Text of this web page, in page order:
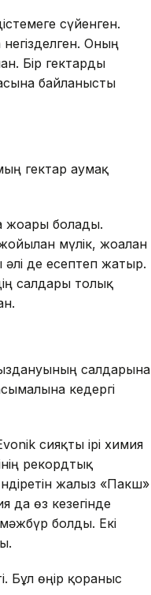
сүйенген.
негізделген. Оның
Бір гектарды
байланысты
гектар аумақ
жоғары болады.
мүлік, жоғалған
де есептеп жатыр.
салдары толық
салдарына
кедергі
сияқты ірі химия
рекордтық
жалғыз «Пакш»
да өз кезегінде
болды. Екі
өңір қорғаныс